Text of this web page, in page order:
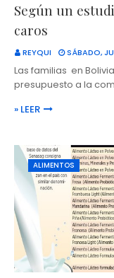
Según un
caros
REYQUI SÁBADO,
Las familias en
presupuesto a la
» LEER
ALIMENTOS